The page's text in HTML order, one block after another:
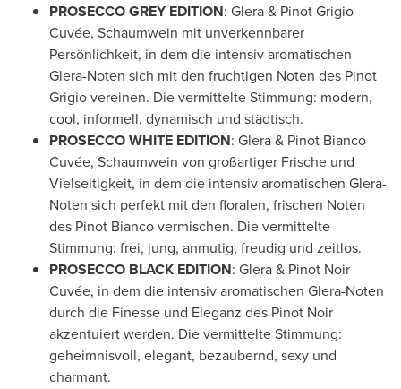
PROSECCO GREY EDITION: Glera & Pinot Grigio
Cuvée, Schaumwein mit unverkennbarer
Persönlichkeit, in dem die intensiv aromatischen
Glera-Noten sich mit den fruchtigen Noten des Pinot
Grigio vereinen. Die vermittelte Stimmung: modern,
cool, informell, dynamisch und städtisch.
PROSECCO WHITE EDITION: Glera & Pinot Bianco
Cuvée, Schaumwein von großartiger Frische und
Vielseitigkeit, in dem die intensiv aromatischen Glera-
Noten sich perfekt mit den floralen, frischen Noten
des Pinot Bianco vermischen. Die vermittelte
Stimmung: frei, jung, anmutig, freudig und zeitlos.
PROSECCO BLACK EDITION: Glera & Pinot Noir
Cuvée, in dem die intensiv aromatischen Glera-Noten
durch die Finesse und Eleganz des Pinot Noir
akzentuiert werden. Die vermittelte Stimmung:
geheimnisvoll, elegant, bezaubernd, sexy und
charmant.